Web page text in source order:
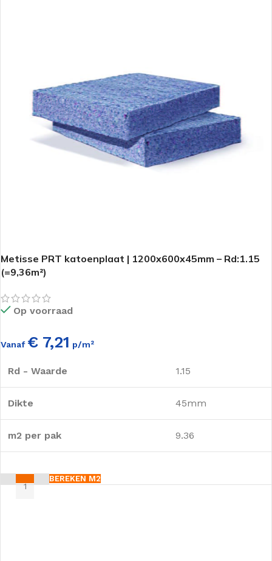
Metisse PRT katoenplaat | 1200x600x45mm – Rd:1.15
(=9,36m²)
Op voorraad
Vanaf € 7,21 p/m²
Rd - Waarde 1.15
Dikte 45mm
m2 per pak 9.36
BEREKEN M2